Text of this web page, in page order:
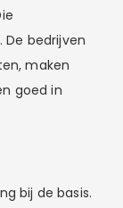
bedrijven
maken
goed in
bij de basis.